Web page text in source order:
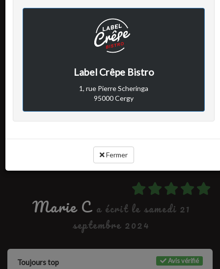
Patrick B
a écrit le samedi 21
septembre 2024
Beaucoup trop bruyant
Rapport qualité / prix :
Service :
Marie C a écrit le samedi 21
septembre 2024
Avis vérifié
Toujours top
Label Crêpe Bistro
1, rue Pierre Scheringa
95000 Cergy
Fermer